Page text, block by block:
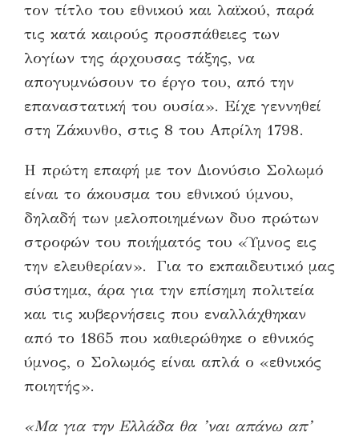
τον τίτλο του εθνικού και λαϊκού, παρά
τις κατά καιρούς προσπάθειες των
λογίων της άρχουσας τάξης, να
απογυμνώσουν το έργο του, από την
επαναστατική του ουσία». Είχε γεννηθεί
στη Ζάκυνθο, στις 8 του Απρίλη 1798.
Η πρώτη επαφή με τον Διονύσιο Σολωμό
είναι το άκουσμα του εθνικού ύμνου,
δηλαδή των μελοποιημένων δυο πρώτων
στροφών του ποιήματός του «Ύμνος εις
την ελευθερίαν». Για το εκπαιδευτικό μας
σύστημα, άρα για την επίσημη πολιτεία
και τις κυβερνήσεις που εναλλάχθηκαν
από το 1865 που καθιερώθηκε ο εθνικός
ύμνος, ο Σολωμός είναι απλά ο «εθνικός
ποιητής».
«Μα για την Ελλάδα θα ’ναι απάνω απ’